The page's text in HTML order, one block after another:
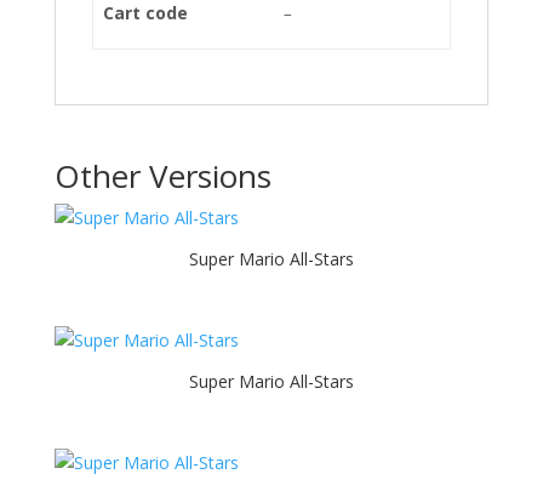
Cart code –
Other Versions
Super Mario All-Stars
Super Mario All-Stars